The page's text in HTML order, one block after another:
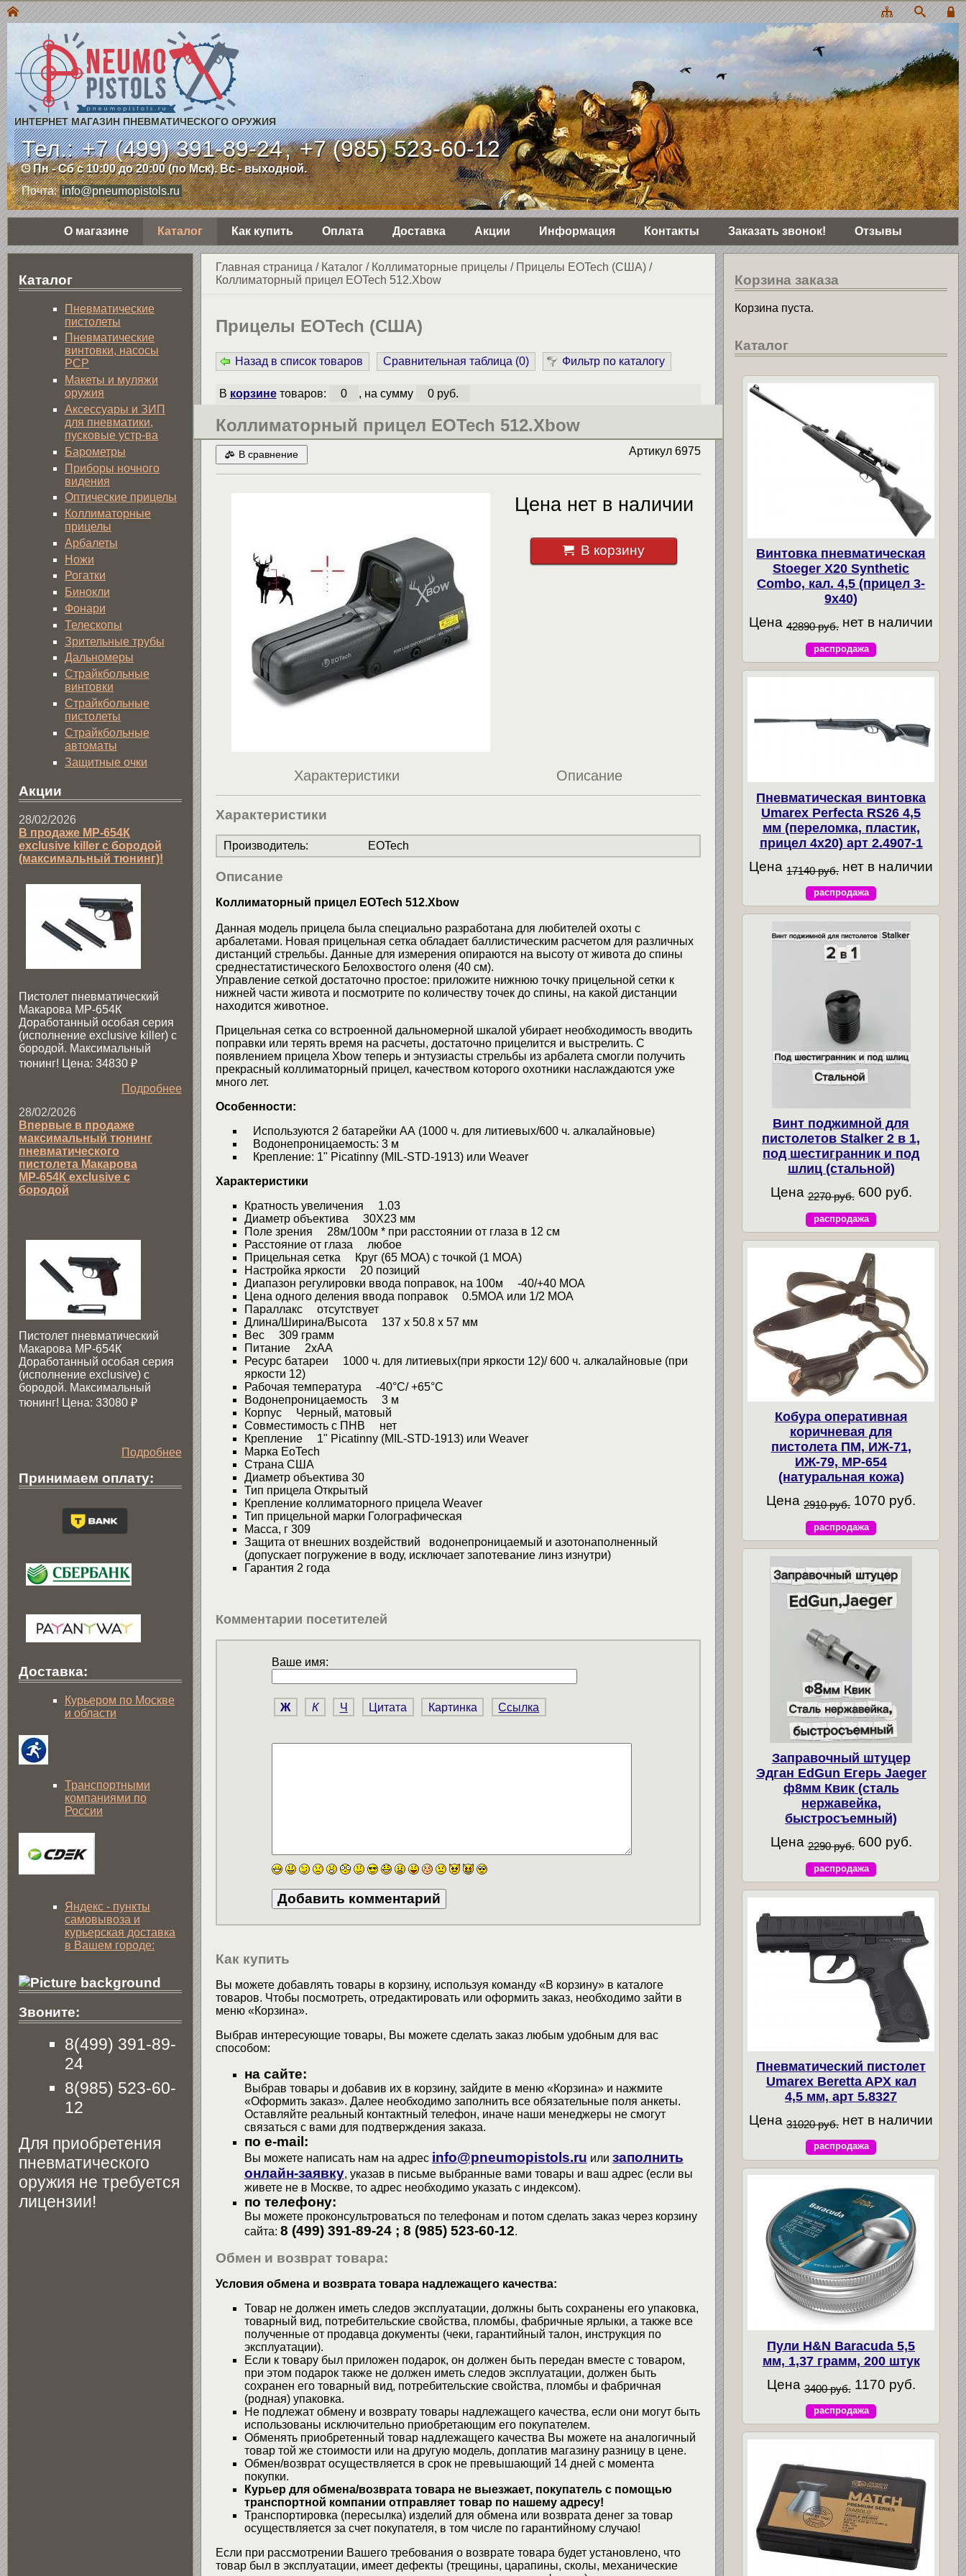
ИНТЕРНЕТ МАГАЗИН ПНЕВМАТИЧЕСКОГО ОРУЖИЯ
Тел.:+7 (499) 391-89-24,+7 (985) 523-60-12
Пн - Сб с 10:00 до 20:00 (по Мск). Вс - выходной.
Почта: info@pneumopistols.ru
О магазине Каталог Как купить Оплата Доставка Акции Информация Контакты Заказать звонок! Отзывы
Главная страница / Каталог/ Коллиматорные прицелы / Прицелы EOTech (США)/
Коллиматорный прицел EOTech 512.Xbow
Прицелы EOTech (США)
Назад в список товаров Сравнительная таблица (0) Фильтр по каталогу
В корзинетоваров: 0 , на сумму 0 руб.
Коллиматорный прицел EOTech 512.Xbow
В сравнение Артикул6975
Цена нет в наличии
В корзину
Характеристики Описание
Характеристики
Производитель: EOTech
Описание
Коллиматорный прицел EOTech 512.Xbow
Данная модель прицела была специально разработана для любителей охоты с
арбалетами. Новая прицельная сетка обладает баллистическим расчетом для различных
дистанций стрельбы. Данные для измерения опираются на высоту от живота до спины
среднестатистического Белохвостого оленя (40 см).
Управление сеткой достаточно простое: приложите нижнюю точку прицельной сетки к
нижней части живота и посмотрите по количеству точек до спины, на какой дистанции
находится животное.
Прицельная сетка со встроенной дальномерной шкалой убирает необходимость вводить
поправки или терять время на расчеты, достаточно прицелится и выстрелить. С
появлением прицела Xbow теперь и энтузиасты стрельбы из арбалета смогли получить
прекрасный коллиматорный прицел, качеством которого охотники наслаждаются уже
много лет.
Особенности:
Используются 2 батарейки АА (1000 ч. для литиевых/600 ч. алкалайновые)
Водонепроницаемость: 3 м
Крепление: 1" Picatinny (MIL-STD-1913) или Weaver
Характеристики
Кратность увеличения 1.03
Диаметр объектива 30Х23 мм
Поле зрения 28м/100м * при расстоянии от глаза в 12 см
Расстояние от глаза любое
Прицельная сетка Круг (65 МОА) с точкой (1 МОА)
Настройка яркости 20 позиций
Диапазон регулировки ввода поправок, на 100м -40/+40 МОА
Цена одного деления ввода поправок 0.5МОА или 1/2 МОА
Параллакс отсутствует
Длина/Ширина/Высота 137 х 50.8 х 57 мм
Вес 309 грамм
Питание 2хАА
Ресурс батареи 1000 ч. для литиевых(при яркости 12)/ 600 ч. алкалайновые (при
яркости 12)
Рабочая температура -40°C/ +65°C
Водонепроницаемость 3 м
Корпус Черный, матовый
Совместимость с ПНВ нет
Крепление 1" Picatinny (MIL-STD-1913) или Weaver
Марка EoTech
Страна США
Диаметр объектива 30
Тип прицела Открытый
Крепление коллиматорного прицела Weaver
Тип прицельной марки Голографическая
Масса, г 309
Защита от внешних воздействий водонепроницаемый и азотонаполненный
(допускает погружение в воду, исключает запотевание линз изнутри)
Гарантия 2 года
Комментарии посетителей
Ваше имя:
Ж К Ч Цитата Картинка Ссылка
Как купить
Вы можете добавлять товары в корзину, используя команду «В корзину» в каталоге
товаров. Чтобы посмотреть, отредактировать или оформить заказ, необходимо зайти в
меню «Корзина».
Выбрав интересующие товары, Вы можете сделать заказ любым удобным для вас
способом:
на сайте:
Выбрав товары и добавив их в корзину, зайдите в меню «Корзина» и нажмите
«Оформить заказ». Далее необходимо заполнить все обязательные поля анкеты.
Оставляйте реальный контактный телефон, иначе наши менеджеры не смогут
связаться с вами для подтверждения заказа.
по e-mail:
Вы можете написать нам на адрес info@pneumopistols.ru или заполнить
онлайн-заявку, указав в письме выбранные вами товары и ваш адрес (если вы
живете не в Москве, то адрес необходимо указать с индексом).
по телефону:
Вы можете проконсультроваться по телефонам и потом сделать заказ через корзину
сайта: 8 (499) 391-89-24 ; 8 (985) 523-60-12.
Обмен и возврат товара:
Условия обмена и возврата товара надлежащего качества:
Товар не должен иметь следов эксплуатации, должны быть сохранены его упаковка,
товарный вид, потребительские свойства, пломбы, фабричные ярлыки, а также все
полученные от продавца документы (чеки, гарантийный талон, инструкция по
эксплуатации).
Если к товару был приложен подарок, он должен быть передан вместе с товаром,
при этом подарок также не должен иметь следов эксплуатации, должен быть
сохранен его товарный вид, потребительские свойства, пломбы и фабричная
(родная) упаковка.
Не подлежат обмену и возврату товары надлежащего качества, если они могут быть
использованы исключительно приобретающим его покупателем.
Обменять приобретенный товар надлежащего качества Вы можете на аналогичный
товар той же стоимости или на другую модель, доплатив магазину разницу в цене.
Обмен/возврат осуществляется в срок не превышающий 14 дней с момента
покупки.
Курьер для обмена/возврата товара не выезжает, покупатель с помощью
транспортной компании отправляет товар по нашему адресу!
Транспортировка (пересылка) изделий для обмена или возврата денег за товар
осуществляется за счет покупателя, в том числе по гарантийному случаю!
Если при рассмотрении Вашего требования о возврате товара будет установлено, что
товар был в эксплуатации, имеет дефекты (трещины, царапины, сколы, механические
Каталог
Пнев­ма­ти­чес­кие
пистолеты
Пневматические
винтовки, насосы
PCP
Макеты и муляжи
оружия
Аксессуары и ЗИП
для пневматики,
пусковые устр-ва
Барометры
Приборы ночного
видения
Оптические прицелы
Коллиматорные
прицелы
Арбалеты
Ножи
Рогатки
Бинокли
Фонари
Телескопы
Зрительные трубы
Дальномеры
Страйкбольные
винтовки
Страйкбольные
пистолеты
Страйкбольные
автоматы
Защитные очки
Акции
28/02/2026
В продаже МР-654К
exclusive killer с бородой
(максимальный тюнинг)!
Пистолет пневматический
Макарова МР-654К
Доработанный особая серия
(исполнение exclusive killer) с
бородой. Максимальный
тюнинг! Цена: 34830 ₽
Подробнее
28/02/2026
Впервые в продаже
максимальный тюнинг
пневматического
пистолета Макарова
МР-654К exclusive с
бородой
Пистолет пневматический
Макарова МР-654К
Доработанный особая серия
(исполнение exclusive) c
бородой. Максимальный
тюнинг! Цена: 33080 ₽
Подробнее
Принимаем оплату:
Доставка:
Курьером по Москве
и области
Транспортными
компаниями по
России
Яндекс - пункты
самовывоза и
курьерская доставка
в Вашем городе:
Звоните:
8(499) 391-89-
24
8(985) 523-60-
12
Для приобретения
пневматического
оружия не требуется
лицензии!
Корзина заказа
Корзина пуста.
Каталог
Винтовка пневматическая
Stoeger X20 Synthetic
Combo, кал. 4,5 (прицел 3-
9х40)
Цена 42890 руб. нет в наличии
распродажа
Пневматическая винтовка
Umarex Perfecta RS26 4,5
мм (переломка, пластик,
прицел 4x20) арт 2.4907-1
Цена 17140 руб. нет в наличии
распродажа
Винт поджимной для
пистолетов Stalker 2 в 1,
под шестигранник и под
шлиц (стальной)
Цена 2270 руб. 600 руб.
распродажа
Кобура оперативная
коричневая для
пистолета ПМ, ИЖ-71,
ИЖ-79, МР-654
(натуральная кожа)
Цена 2910 руб. 1070 руб.
распродажа
Заправочный штуцер
Эдган EdGun Егерь Jaeger
ф8мм Квик (сталь
нержавейка,
быстросъемный)
Цена 2290 руб. 600 руб.
распродажа
Пневматический пистолет
Umarex Beretta APX кал
4,5 мм, арт 5.8327
Цена31020 руб. нет в наличии
распродажа
Пули H&N Baracuda 5,5
мм, 1,37 грамм, 200 штук
Цена 3400 руб. 1170 руб.
распродажа